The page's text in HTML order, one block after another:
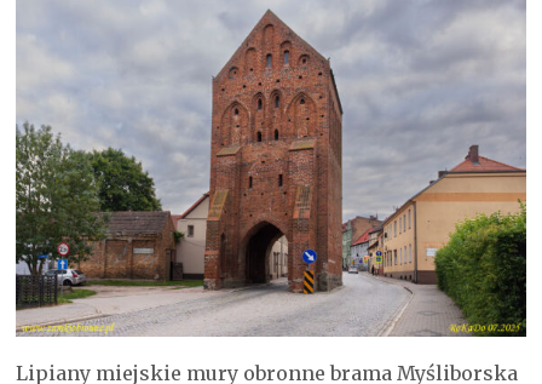
Lipiany miejskie mury obronne brama Myśliborska